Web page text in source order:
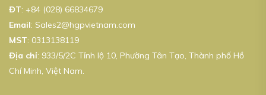
ĐT: +84 (028) 66834679
Email: Sales2@hgpvietnam.com
MST: 0313138119
Địa chỉ: 933/5/2C Tỉnh lộ 10, Phường Tân Tạo, Thành phố Hồ
Chí Minh, Việt Nam.